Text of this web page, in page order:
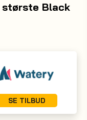
største Black
SE TILBUD